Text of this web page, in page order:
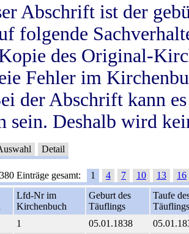
Abschrift ist der
folgende
des Original-
Fehler im
der Abschrift kann
sein. Deshalb wird
Detail
Einträge gesamt: 1 4 7 10 13
16
Lfd-Nr im
Kirchenbuch
Geburt des
Täuflings
Taufe
Täuflings
1 05.01.1838